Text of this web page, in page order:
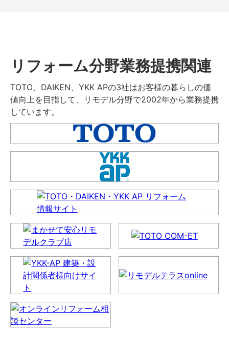
リフォーム分野業務提携関連
TOTO、DAIKEN、YKK APの3社はお客様の暮らしの価
値向上を目指して、リモデル分野で2002年から業務提携
しています。